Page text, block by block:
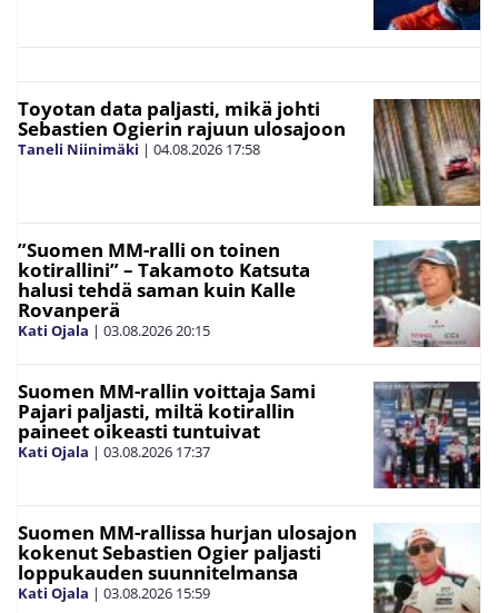
Toyotan data paljasti, mikä johti
Sebastien Ogierin rajuun ulosajoon
Taneli Niinimäki | 04.08.2026 17:58
”Suomen MM-ralli on toinen
kotirallini” – Takamoto Katsuta
halusi tehdä saman kuin Kalle
Rovanperä
Kati Ojala | 03.08.2026 20:15
Suomen MM-rallin voittaja Sami
Pajari paljasti, miltä kotirallin
paineet oikeasti tuntuivat
Kati Ojala | 03.08.2026 17:37
Suomen MM-rallissa hurjan ulosajon
kokenut Sebastien Ogier paljasti
loppukauden suunnitelmansa
Kati Ojala | 03.08.2026 15:59